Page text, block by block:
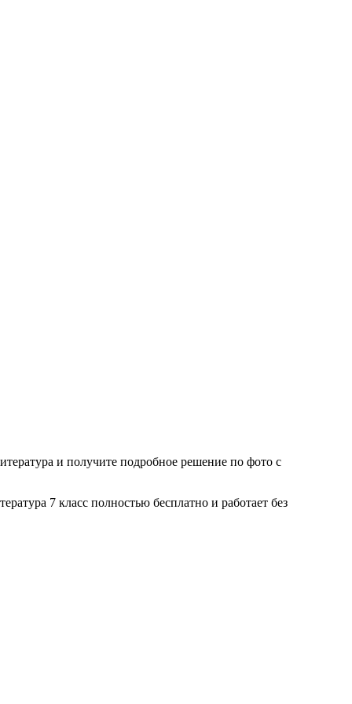
и получите подробное решение по фото с
7 класс полностью бесплатно и работает без